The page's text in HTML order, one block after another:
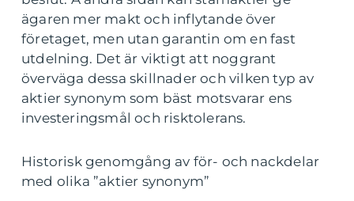
ägaren mer makt och inflytande över
företaget, men utan garantin om en fast
utdelning. Det är viktigt att noggrant
överväga dessa skillnader och vilken typ av
aktier synonym som bäst motsvarar ens
investeringsmål och risktolerans.
Historisk genomgång av för- och nackdelar
med olika ”aktier synonym”